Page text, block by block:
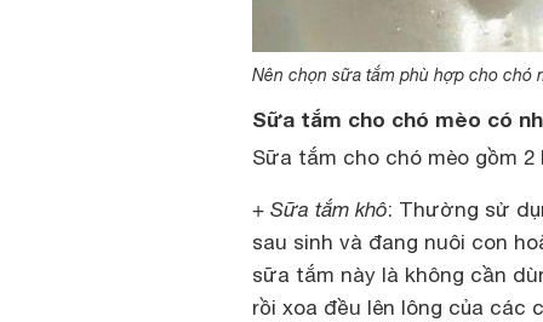
Nên chọn sữa tắm phù hợp cho chó
Sữa tắm cho chó mèo có
Sữa tắm cho chó mèo gồm
+ Sữa tắm khô: Thường sử
sau sinh và đang nuôi con
sữa tắm này là không cần
rồi xoa đều lên lông của các